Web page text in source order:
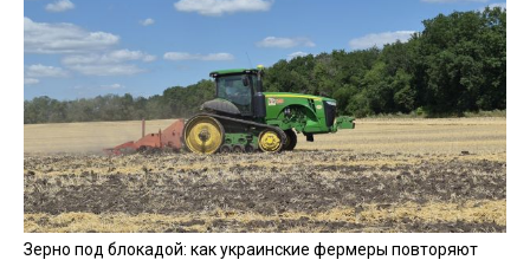
Зерно под блокадой: как украинские фермеры повторяют